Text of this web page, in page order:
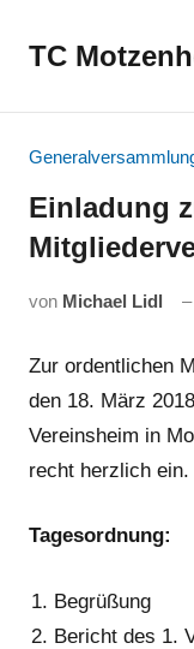
InhaltTC
Einladung
von Michael Lidl
Zur ordentlichen
den 18. März
Vereinsheim in
recht herzlich ein.
Tagesordnung:
Begrüßung
Bericht des 1.